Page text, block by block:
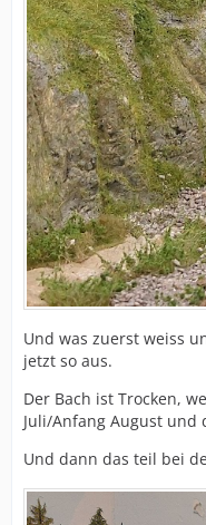
Und was zuerst weiss
jetzt so aus.
Der Bach ist Trocken,
Juli/Anfang August und
Und dann das teil bei